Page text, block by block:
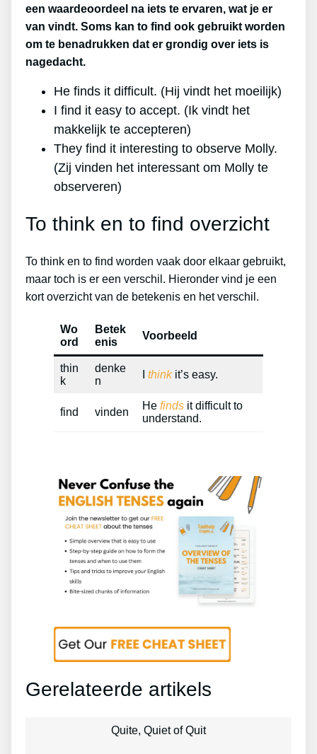
een waardeoordeel na iets te ervaren, wat je er
van vindt. Soms kan to find ook gebruikt worden
om te benadrukken dat er grondig over iets is
nagedacht.
He finds it difficult. (Hij vindt het moeilijk)
I find it easy to accept. (Ik vindt het
makkelijk te accepteren)
They find it interesting to observe Molly.
(Zij vinden het interessant om Molly te
observeren)
To think en to find overzicht
To think en to find worden vaak door elkaar gebruikt,
maar toch is er een verschil. Hieronder vind je een
kort overzicht van de betekenis en het verschil.
Wo
ord
Betek
enis
Voorbeeld
thin
k
denke
n
think it’s easy.
find vinden
He finds it difficult to
understand.
Gerelateerde artikels
Quite, Quiet of Quit